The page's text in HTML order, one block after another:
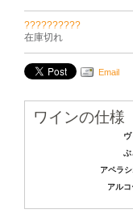
??????????
在庫切れ
Email
ワインの仕様
ぶ
アペラ
アル